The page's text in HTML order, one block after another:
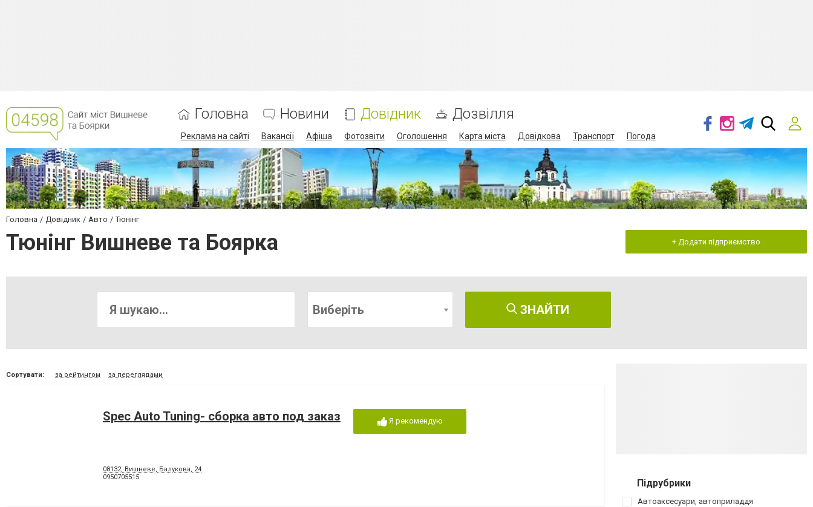
Головна Новини Довідник Дозвілля
Реклама на сайті Вакансії Афіша Фотозвіти Оголошення Карта міста Довідкова Транспорт Погода
Головна Довідник Авто Тюнінг
Тюнінг Вишневе та Боярка + Додати підприємство
Виберіть ЗНАЙТИ
Сортувати: за рейтингом за переглядами
Spec Auto Tuning- сборка авто под заказ
08132, Вишневе, Балукова, 24
0950705515
Я рекомендую
Підрубрики
Автоаксесуари, автоприладдя